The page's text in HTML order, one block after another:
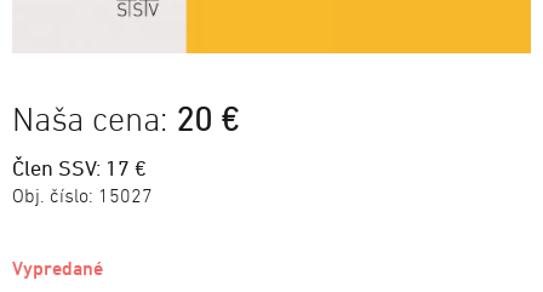
Naša cena: 20 €
Člen SSV: 17 €
Obj. číslo: 15027
Vypredané